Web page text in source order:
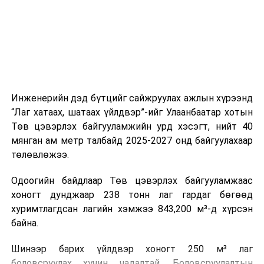
өдөр тутмын ажлын бэлэн байдлыг хангах зэрэг
практик ур чадварыг сургалтын хөтөлбөрт тусгажээ.
Сургалтыг танилцуулах лекц, асуулт-хариулт,
жишээнд суурилсан сургалт, багаар ажиллах дасгал,
танилцах, онцгой нөхцөлд ажиллах дадлага зэрэг
онол, практик хосолсон хэлбэрээр зохион байгуулж
байна.
зохион байгуулах Үндэсний хорооны Ажлын алба,
Инженерийн дэд бүтцийг сайжруулах ажлын хүрээнд
“Лаг хатаах, шатаах үйлдвэр”-ийг Улаанбаатар хотын
Төв цэвэрлэх байгууламжийн урд хэсэгт, нийт 40
мянган ам метр талбайд 2025-2027 онд байгуулахаар
төлөвлөжээ.
Одоогийн байдлаар Төв цэвэрлэх байгууламжаас
хоногт дунджаар 238 тонн лаг гардаг бөгөөд
хуримтлагдсан лагийн хэмжээ 843,200 м³-д хүрсэн
байна.
Шинээр барих үйлдвэр хоногт 250 м³ лаг